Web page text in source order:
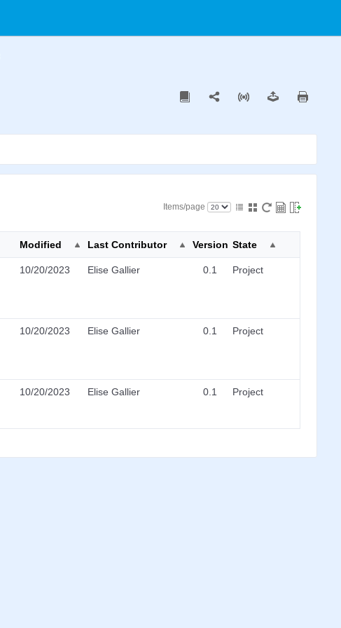
Items/page
Modified Last Contributor Version State
10/20/2023 Elise Gallier 0.1 Project
10/20/2023 Elise Gallier 0.1 Project
10/20/2023 Elise Gallier 0.1 Project